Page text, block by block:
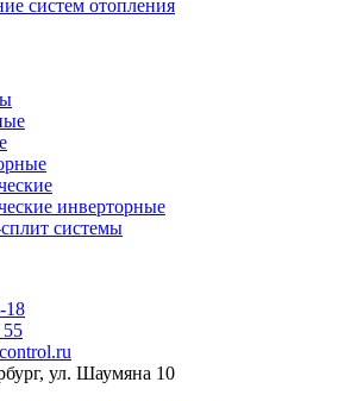
систем отопления
инверторные
системы
18
55
ул. Шаумяна 10